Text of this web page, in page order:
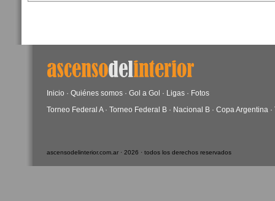
Inicio · Quiénes somos · Gol a Gol · Ligas · Fotos
Torneo Federal A· Torneo Federal B · Nacional B · Copa Argentina ·
ascensodelinterior.com.ar · 2026 · todos los derechos reservados